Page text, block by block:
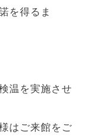
を得るま
温を実施させ
はご来館をご